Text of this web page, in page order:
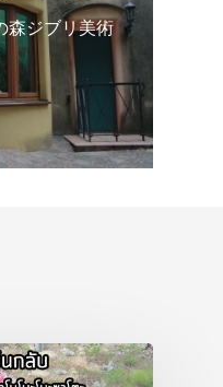
ジブリ美術